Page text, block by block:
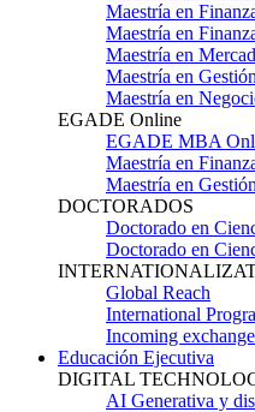
Maestría en
Maestría en
Maestría en
Maestría en
Maestría en
EGADE Online
EGADE MBA
Maestría en
Maestría en
DOCTORADOS
Doctorado en
Doctorado en
Global Reach
International
Incoming
Educación Ejecutiva
DIGITAL
AI Generativa y